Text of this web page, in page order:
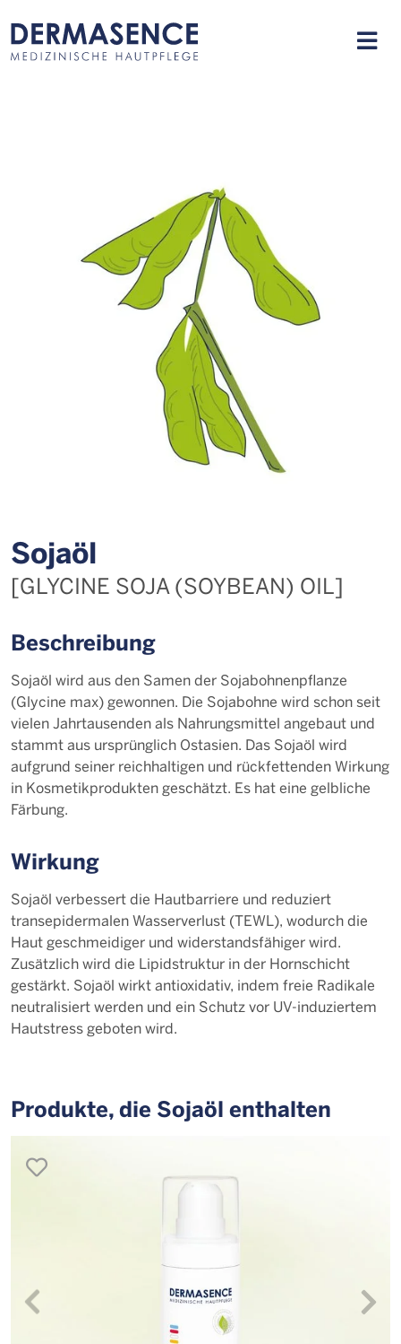
So­ja­öl
[GLYCINE SOJA (SOYBEAN) OIL]
Beschreibung
Sojaöl wird aus den Samen der Sojabohnenpflanze
(Glycine max) gewonnen. Die Sojabohne wird schon seit
vielen Jahrtausenden als Nahrungsmittel angebaut und
stammt aus ursprünglich Ostasien. Das Sojaöl wird
aufgrund seiner reichhaltigen und rückfettenden Wirkung
in Kosmetikprodukten geschätzt. Es hat eine gelbliche
Färbung.
Wirkung
Sojaöl verbessert die Hautbarriere und reduziert
transepidermalen Wasserverlust (TEWL), wodurch die
Haut geschmeidiger und widerstandsfähiger wird.
Zusätzlich wird die Lipidstruktur in der Hornschicht
gestärkt. Sojaöl wirkt antioxidativ, indem freie Radikale
neutralisiert werden und ein Schutz vor UV-induziertem
Hautstress geboten wird.
Produkte, die So­ja­öl enthalten
merken